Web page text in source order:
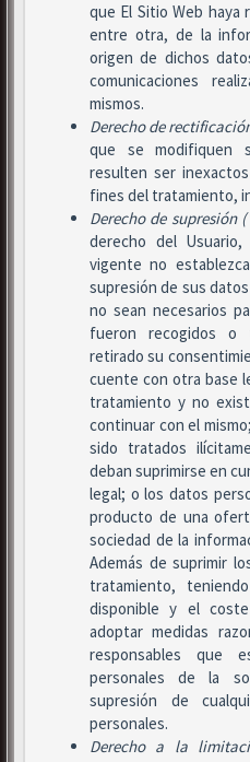
que El Sitio Web haya
entre otra, de la
origen de dichos
comunicaciones
mismos.
Derecho de
que se modifiquen
resulten ser
fines del tratamiento,
Derecho de supresión
derecho del
vigente no
supresión de sus
no sean necesarios
fueron recogidos o
retirado su
cuente con otra base
tratamiento y no
continuar con el
sido tratados
deban suprimirse en
legal; o los datos
producto de una
sociedad de la
Además de suprimir
tratamiento,
disponible y el
adoptar medidas
responsables que
personales de la
supresión de
personales.
Derecho a la